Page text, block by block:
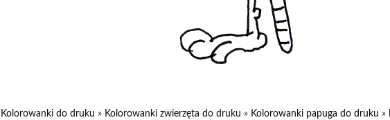
Kolorowanki do druku » Kolorowanki zwierzęta do druku » Kolorowanki papuga do druku »